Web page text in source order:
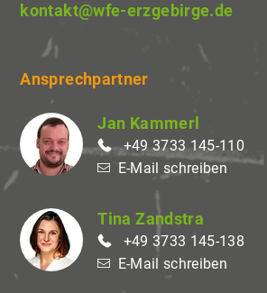
kontakt@wfe-erzgebirge.de
Ansprechpartner
Jan Kammerl
+49 3733 145-110
E-Mail schreiben
Tina Zandstra
+49 3733 145-138
E-Mail schreiben